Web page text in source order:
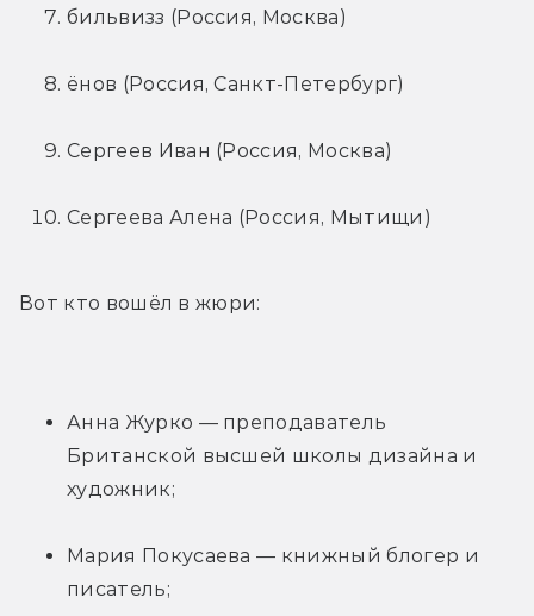
бильвизз (Россия, Москва)
ёнов (Россия, Санкт-Петербург)
Сергеев Иван (Россия, Москва)
Сергеева Алена (Россия, Мытищи)
Вот кто вошёл в жюри:
Анна Журко — преподаватель
Британской высшей школы дизайна и
художник;
Мария Покусаева — книжный блогер и
писатель;